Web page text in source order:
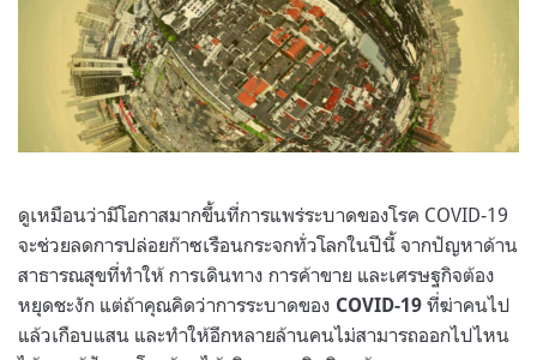
ดูเหมือนว่ามีโอกาสมากขึ้นที่การแพร่ระบาดของโรค COVID-19
จะช่วยลดการปล่อยก๊าซเรือนกระจกทั่วโลกในปีนี้ จากปัญหาด้าน
สาธารณสุขที่ทำให้ การเดินทาง การค้าขาย และเศรษฐกิจต้อง
หยุดชะงัก แต่ถ้าคุณคิดว่าการระบาดของ COVID-19 ที่ฆ่าคนไป
แล้วเกือบแสน และทำให้อีกหลายล้านคนไม่สามารถออกไปไหน